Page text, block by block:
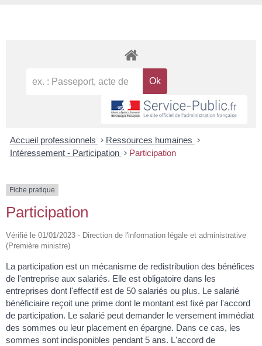
Accueil professionnels > Ressources humaines >
Intéressement - Participation > Participation
Fiche pratique
Participation
Vérifié le 01/01/2023 - Direction de l'information légale et administrative
(Première ministre)
La participation est un mécanisme de redistribution des bénéfices
de l'entreprise aux salariés. Elle est obligatoire dans les
entreprises dont l'effectif est de 50 salariés ou plus. Le salarié
bénéficiaire reçoit une prime dont le montant est fixé par l'accord
de participation. Le salarié peut demander le versement immédiat
des sommes ou leur placement en épargne. Dans ce cas, les
sommes sont indisponibles pendant 5 ans. L'accord de